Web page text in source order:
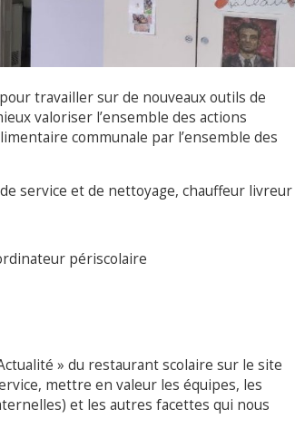
travailler sur de nouveaux outils de
valoriser l’ensemble des actions
communale par l’ensemble des
service et de nettoyage, chauffeur livreur
périscolaire
» du restaurant scolaire sur le site
mettre en valeur les équipes, les
et les autres facettes qui nous